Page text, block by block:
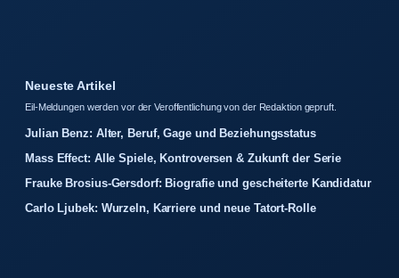
Neueste Artikel
Eil-Meldungen werden vor der Veroffentlichung von der Redaktion gepruft.
Julian Benz: Alter, Beruf, Gage und Beziehungsstatus
Mass Effect: Alle Spiele, Kontroversen & Zukunft der Serie
Frauke Brosius-Gersdorf: Biografie und gescheiterte Kandidatur
Carlo Ljubek: Wurzeln, Karriere und neue Tatort-Rolle